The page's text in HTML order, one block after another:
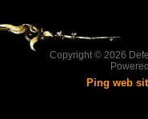
Copyright © 2026
Ping web